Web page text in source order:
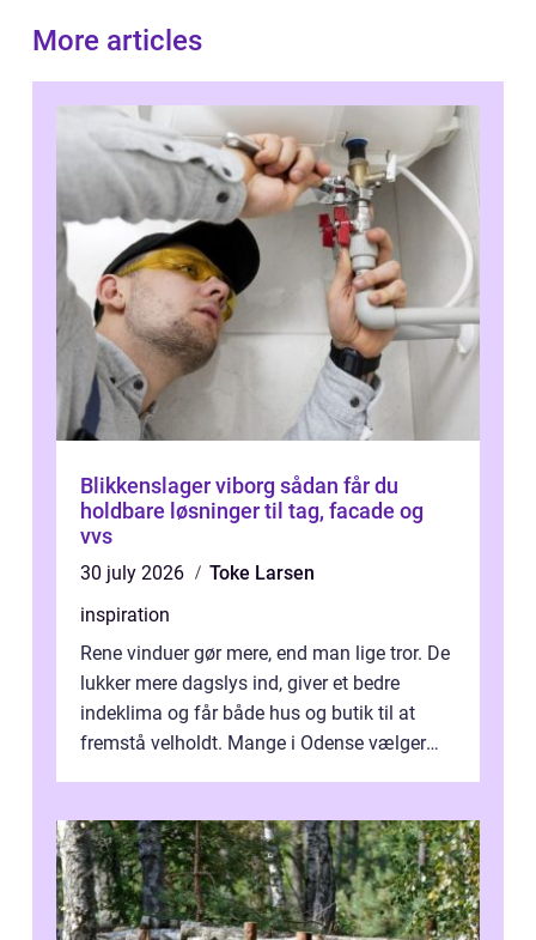
More articles
Blikkenslager viborg sådan får du
holdbare løsninger til tag, facade og
vvs
30 july 2026
Toke Larsen
inspiration
Rene vinduer gør mere, end man lige tror. De
lukker mere dagslys ind, giver et bedre
indeklima og får både hus og butik til at
fremstå velholdt. Mange i Odense vælger